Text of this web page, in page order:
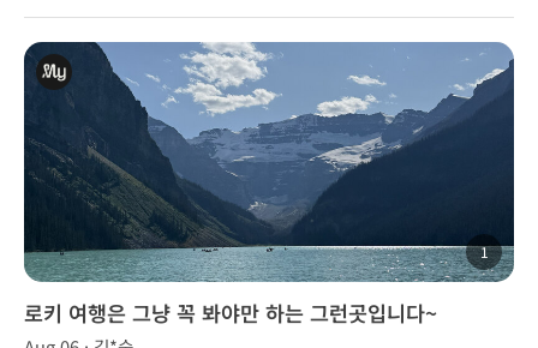
1
로키 여행은 그냥 꼭 봐야만 하는 그런곳입니다~